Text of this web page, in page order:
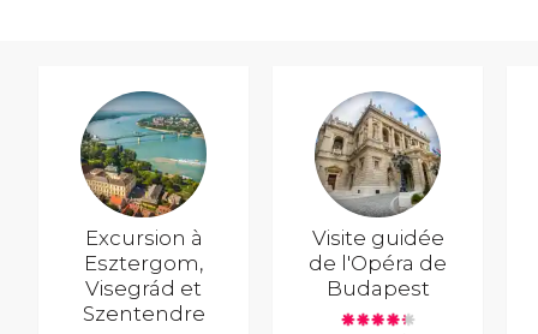
Excursion à
Esztergom,
Visegrád et
Szentendre
Visite guidée
de l'Opéra de
Budapest